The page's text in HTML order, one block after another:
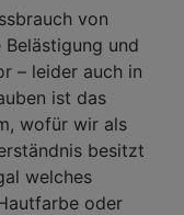
von
und
– leider auch in
ist das
wofür wir als
besitzt
welches
oder